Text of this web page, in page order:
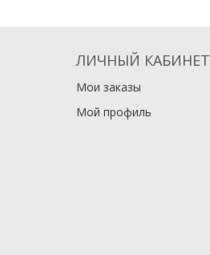
ЛИЧНЫЙ КАБИНЕТ
Мои заказы
Мой профиль